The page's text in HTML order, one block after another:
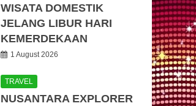
WISATA DOMESTIK
JELANG LIBUR HARI
KEMERDEKAAN
1 August 2026
TRAVEL
NUSANTARA EXPLORER